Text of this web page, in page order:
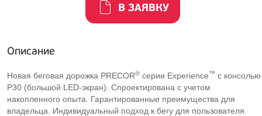
В ЗАЯВКУ
Описание
Новая беговая дорожка PRECOR® серии Experience™ с консолью
P30 (большой LED-экран). Спроектирована с учетом
накопленного опыта. Гарантированные преимущества для
владельца. Индивидуальный подход к бегу для пользователя.